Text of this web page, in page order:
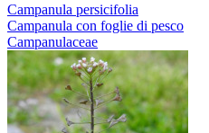
Campanula persicifolia
Campanula con foglie di pesco
Campanulaceae